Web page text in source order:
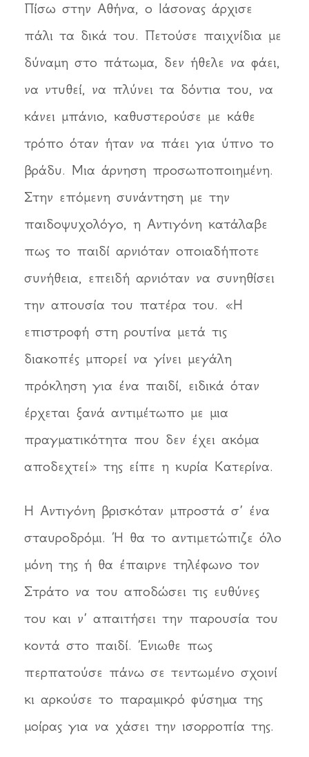
Πίσω στην Αθήνα, ο Ιάσονας άρχισε
πάλι τα δικά του. Πετούσε παιχνίδια με
δύναμη στο πάτωμα, δεν ήθελε να φάει,
να ντυθεί, να πλύνει τα δόντια του, να
κάνει μπάνιο, καθυστερούσε με κάθε
τρόπο όταν ήταν να πάει για ύπνο το
βράδυ. Μια άρνηση προσωποποιημένη.
Στην επόμενη συνάντηση με την
παιδοψυχολόγο, η Αντιγόνη κατάλαβε
πως το παιδί αρνιόταν οποιαδήποτε
συνήθεια, επειδή αρνιόταν να συνηθίσει
την απουσία του πατέρα του. «Η
επιστροφή στη ρουτίνα μετά τις
διακοπές μπορεί να γίνει μεγάλη
πρόκληση για ένα παιδί, ειδικά όταν
έρχεται ξανά αντιμέτωπο με μια
πραγματικότητα που δεν έχει ακόμα
αποδεχτεί» της είπε η κυρία Κατερίνα.
Η Αντιγόνη βρισκόταν μπροστά σ’ ένα
σταυροδρόμι. Ή θα το αντιμετώπιζε όλο
μόνη της ή θα έπαιρνε τηλέφωνο τον
Στράτο να του αποδώσει τις ευθύνες
του και ν’ απαιτήσει την παρουσία του
κοντά στο παιδί. Ένιωθε πως
περπατούσε πάνω σε τεντωμένο σχοινί
κι αρκούσε το παραμικρό φύσημα της
μοίρας για να χάσει την ισορροπία της.